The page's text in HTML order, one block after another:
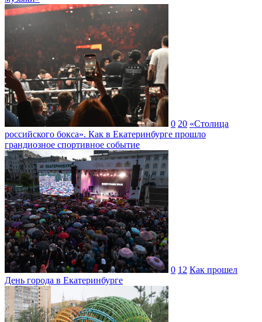
0 20 «Столица
российского бокса». Как в Екатеринбурге прошло
грандиозное спортивное событие
0 12 Как прошел
День города в Екатеринбурге